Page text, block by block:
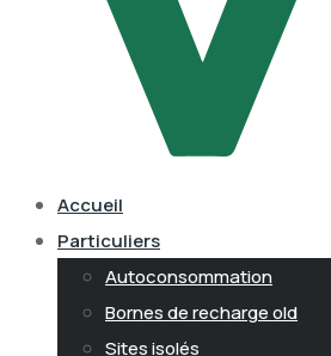
Accueil
Particuliers
Autoconsommation
Bornes de recharge old
Sites isolés